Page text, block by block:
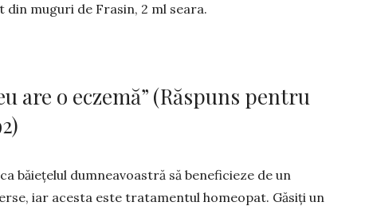
din muguri de Frasin, 2 ml seara.
are o eczemă” (Răspuns pentru
băiețelul dum­neavoastră să beneficieze de un
iar acesta este trata­mentul homeopat. Găsiți un